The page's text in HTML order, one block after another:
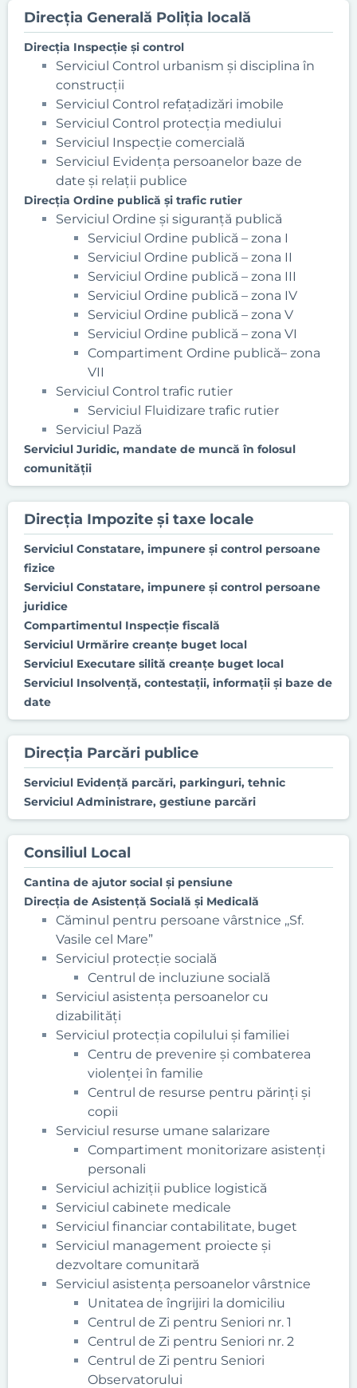
Direcţia Generală Poliţia locală
Direcţia Inspecţie şi control
Serviciul Control urbanism şi disciplina în
construcţii
Serviciul Control refațadizări imobile
Serviciul Control protecţia mediului
Serviciul Inspecţie comercială
Serviciul Evidența persoanelor baze de
date și relații publice
Direcţia Ordine publică şi trafic rutier
Serviciul Ordine şi siguranţă publică
Serviciul Ordine publică – zona I
Serviciul Ordine publică – zona II
Serviciul Ordine publică – zona III
Serviciul Ordine publică – zona IV
Serviciul Ordine publică – zona V
Serviciul Ordine publică – zona VI
Compartiment Ordine publică– zona
VII
Serviciul Control trafic rutier
Serviciul Fluidizare trafic rutier
Serviciul Pază
Serviciul Juridic, mandate de muncă în folosul
comunităţii
Direcţia Impozite şi taxe locale
Serviciul Constatare, impunere şi control persoane
fizice
Serviciul Constatare, impunere şi control persoane
juridice
Compartimentul Inspecție fiscală
Serviciul Urmărire creanţe buget local
Serviciul Executare silită creanţe buget local
Serviciul Insolvenţă, contestaţii, informaţii şi baze de
date
Direcția Parcări publice
Serviciul Evidență parcări, parkinguri, tehnic
Serviciul Administrare, gestiune parcări
Consiliul Local
Cantina de ajutor social şi pensiune
Direcţia de Asistenţă Socială şi Medicală
Căminul pentru persoane vârstnice ,,Sf.
Vasile cel Mare”
Serviciul protecţie socială
Centrul de incluziune socială
Serviciul asistenţa persoanelor cu
dizabilități
Serviciul protecţia copilului și familiei
Centru de prevenire și combaterea
violenței în familie
Centrul de resurse pentru părinți și
copii
Serviciul resurse umane salarizare
Compartiment monitorizare asistenți
personali
Serviciul achiziţii publice logistică
Serviciul cabinete medicale
Serviciul financiar contabilitate, buget
Serviciul management proiecte și
dezvoltare comunitară
Serviciul asistența persoanelor vârstnice
Unitatea de îngrijiri la domiciliu
Centrul de Zi pentru Seniori nr. 1
Centrul de Zi pentru Seniori nr. 2
Centrul de Zi pentru Seniori
Observatorului